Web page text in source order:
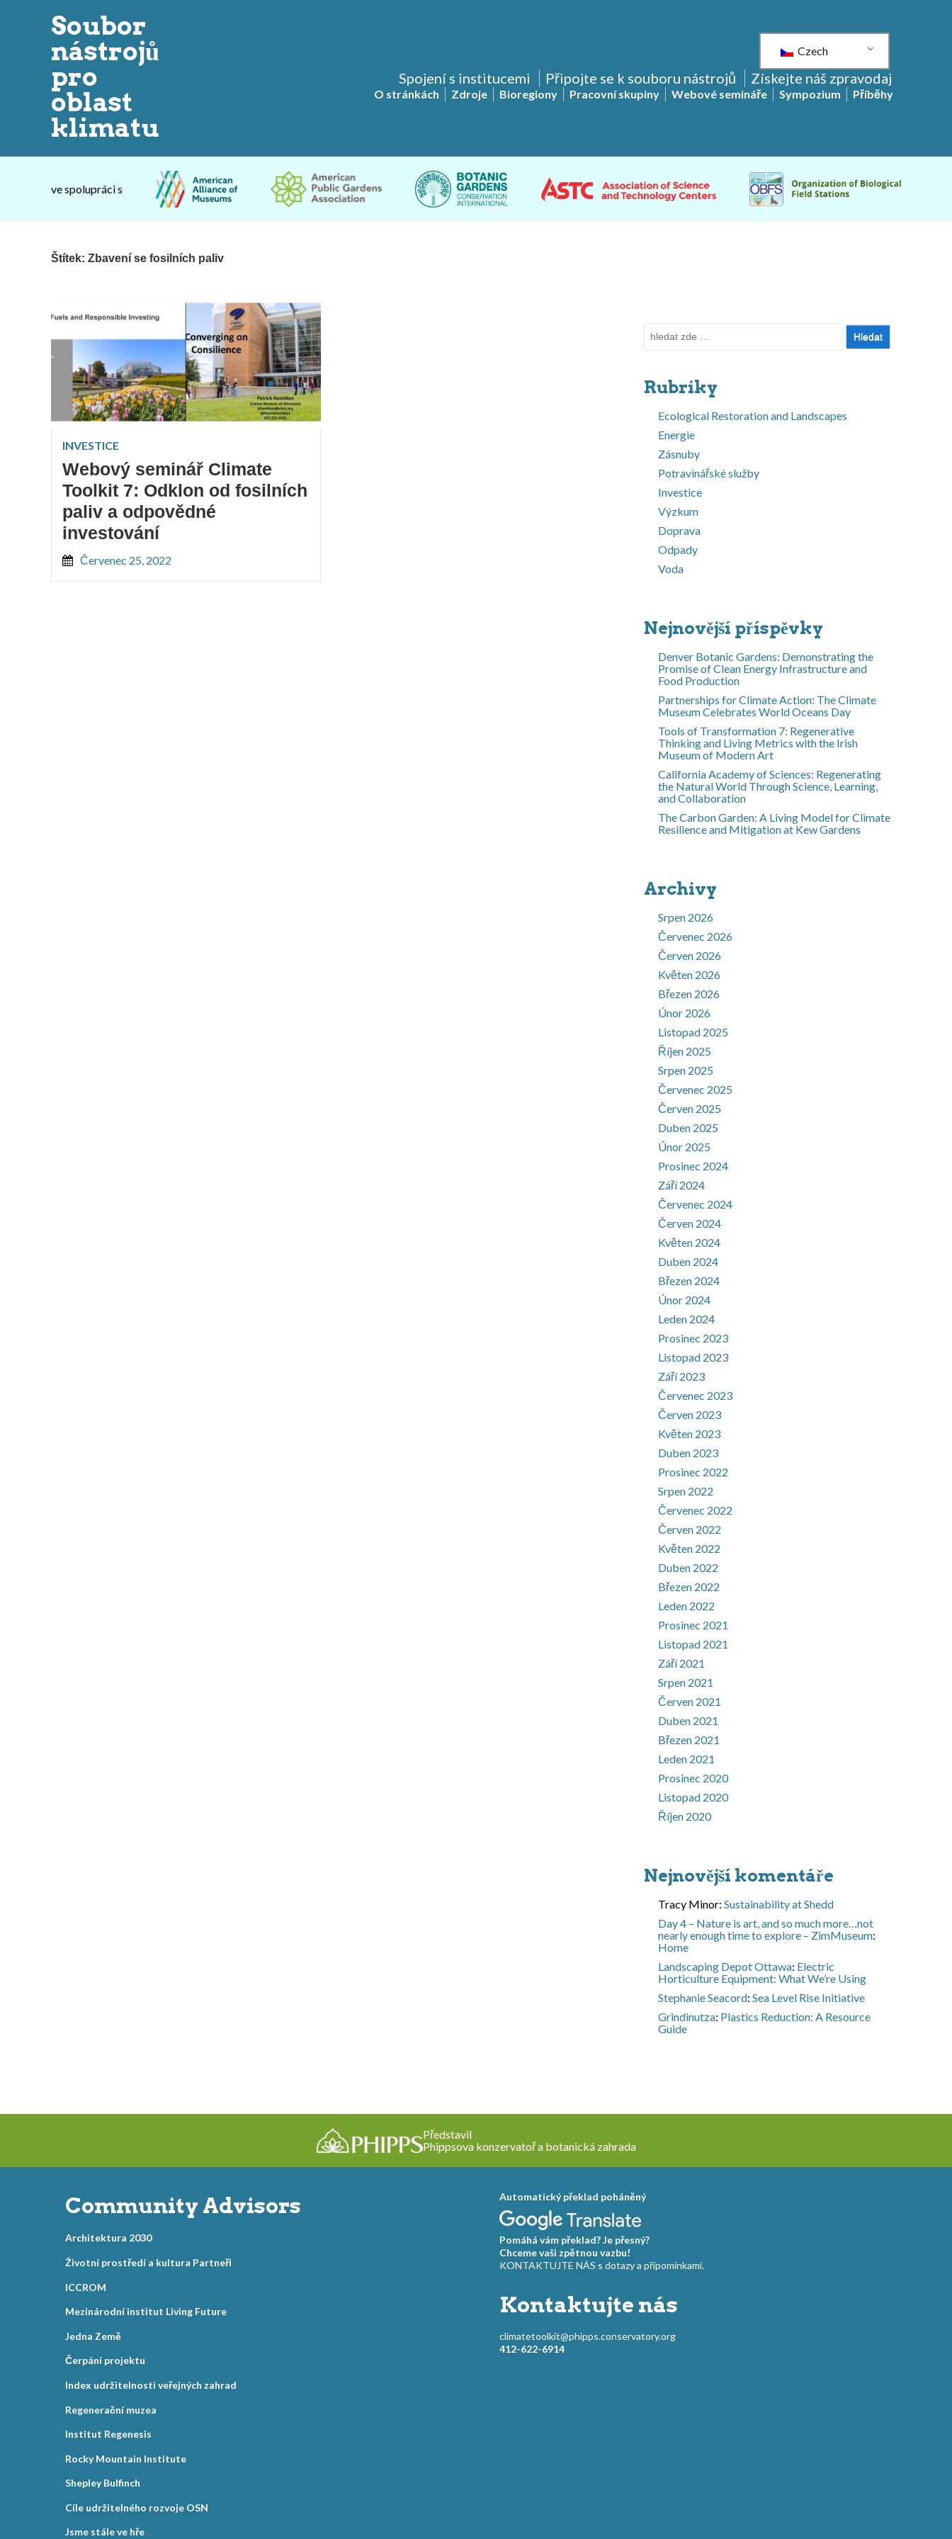
Soubor
nástrojů
pro
oblast
klimatu
Czech
Spojení s institucemi Připojte se k souboru nástrojů Získejte náš zpravodaj
O stránkách Zdroje Bioregiony Pracovní skupiny Webové semináře Sympozium Příběhy
ve spolupráci s
Štítek: Zbavení se fosilních paliv
INVESTICE
Webový seminář Climate
Toolkit 7: Odklon od fosilních
paliv a odpovědné
investování
Červenec 25, 2022
Hledat:
Rubriky
Ecological Restoration and Landscapes
Energie
Zásnuby
Potravinářské služby
Investice
Výzkum
Doprava
Odpady
Voda
Nejnovější příspěvky
Denver Botanic Gardens: Demonstrating the
Promise of Clean Energy Infrastructure and
Food Production
Partnerships for Climate Action: The Climate
Museum Celebrates World Oceans Day
Tools of Transformation 7: Regenerative
Thinking and Living Metrics with the Irish
Museum of Modern Art
California Academy of Sciences: Regenerating
the Natural World Through Science, Learning,
and Collaboration
The Carbon Garden: A Living Model for Climate
Resilience and Mitigation at Kew Gardens
Archivy
Srpen 2026
Červenec 2026
Červen 2026
Květen 2026
Březen 2026
Únor 2026
Listopad 2025
Říjen 2025
Srpen 2025
Červenec 2025
Červen 2025
Duben 2025
Únor 2025
Prosinec 2024
Září 2024
Červenec 2024
Červen 2024
Květen 2024
Duben 2024
Březen 2024
Únor 2024
Leden 2024
Prosinec 2023
Listopad 2023
Září 2023
Červenec 2023
Červen 2023
Květen 2023
Duben 2023
Prosinec 2022
Srpen 2022
Červenec 2022
Červen 2022
Květen 2022
Duben 2022
Březen 2022
Leden 2022
Prosinec 2021
Listopad 2021
Září 2021
Srpen 2021
Červen 2021
Duben 2021
Březen 2021
Leden 2021
Prosinec 2020
Listopad 2020
Říjen 2020
Nejnovější komentáře
Tracy Minor:Sustainability at Shedd
Day 4 – Nature is art, and so much more…not
nearly enough time to explore – ZimMuseum:
Home
Landscaping Depot Ottawa: Electric
Horticulture Equipment: What We’re Using
Stephanie Seacord:Sea Level Rise Initiative
Grindinutza: Plastics Reduction: A Resource
Guide
Představil
Phippsova konzervatoř a botanická zahrada
Community Advisors
Architektura 2030
Životní prostředí a kultura Partneři
ICCROM
Mezinárodní institut Living Future
Jedna Země
Čerpání projektu
Index udržitelnosti veřejných zahrad
Regenerační muzea
Institut Regenesis
Rocky Mountain Institute
Shepley Bulfinch
Cíle udržitelného rozvoje OSN
Jsme stále ve hře
Automatický překlad poháněný
Pomáhá vám překlad? Je přesný?
Chceme vaši zpětnou vazbu!
KONTAKTUJTE NÁS s dotazy a připomínkami.
Kontaktujte nás
climatetoolkit@phipps.conservatory.org
412-622-6914